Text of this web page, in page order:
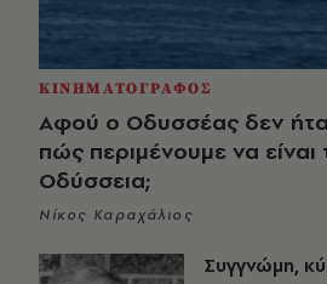
ΚΙΝΗΜΑΤΟΓΡΑΦΟΣ
Αφού ο Οδυσσέας δεν
πώς περιμένουμε να είναι
Οδύσσεια;
Νίκος Καραχάλιος
Συγγνώμη,